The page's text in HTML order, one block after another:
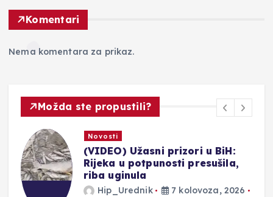
Komentari
Nema komentara za prikaz.
Možda ste propustili?
Novosti
SLIKE UŽASA: Presušuju bh.
rijeke, u koritima ostaju samo
uginule ribe
Hip_Urednik 7 kolovoza, 2026